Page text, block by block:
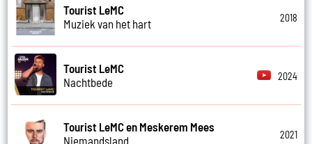
Tourist LeMC
Muziek van het hart
2018
Tourist LeMC
Nachtbede
2024
Tourist LeMC en Meskerem Mees
Niemandsland
2021